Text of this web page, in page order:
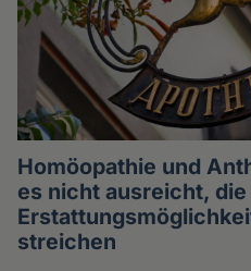
Homöopathie und
es nicht ausreicht, die
streichen